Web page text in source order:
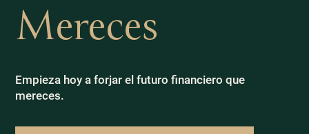
Mereces
Empieza hoy a forjar el futuro financiero que
mereces.